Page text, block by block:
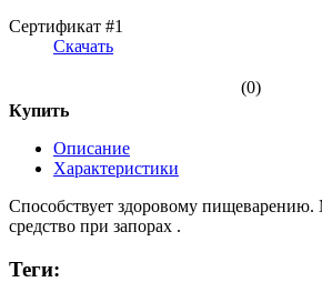
Сертификат #1
Скачать
(0)
Купить
Описание
Характеристики
Способствует здоровому пищеварению.
средство при запорах .
Теги: